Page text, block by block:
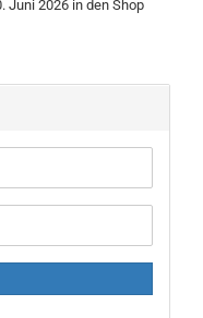
Juni 2026 in den Shop